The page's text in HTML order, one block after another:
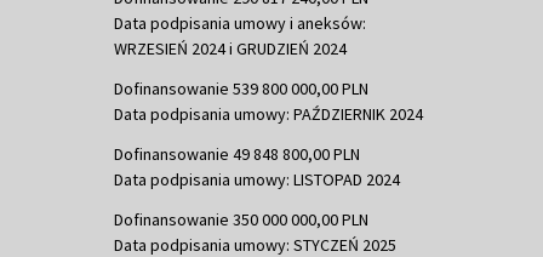
Data podpisania umowy i aneksów:
WRZESIEŃ 2024 i GRUDZIEŃ 2024
Dofinansowanie 539 800 000,00 PLN
Data podpisania umowy: PAŹDZIERNIK 2024
Dofinansowanie 49 848 800,00 PLN
Data podpisania umowy: LISTOPAD 2024
Dofinansowanie 350 000 000,00 PLN
Data podpisania umowy: STYCZEŃ 2025